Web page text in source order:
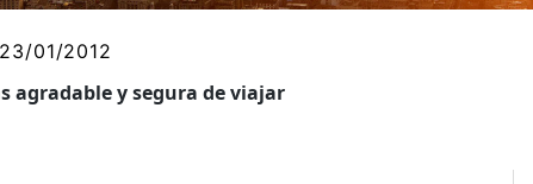
23/01/2012
agradable y segura de viajar